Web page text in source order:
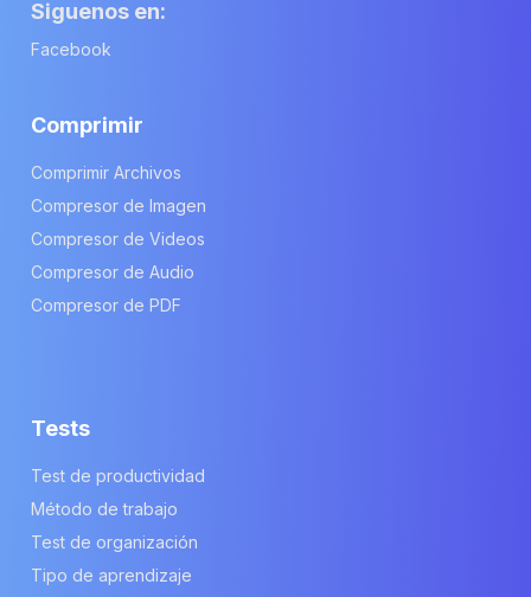
Siguenos en:
Facebook
Comprimir
Comprimir Archivos
Compresor de Imagen
Compresor de Videos
Compresor de Audio
Compresor de PDF
Tests
Test de productividad
Método de trabajo
Test de organización
Tipo de aprendizaje